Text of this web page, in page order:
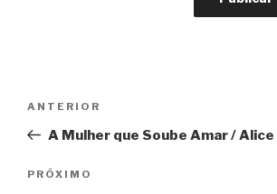
Post
Anterior
ANTERIOR
A Mulher que Soube Amar / Alice
Próximo
PRÓXIMO